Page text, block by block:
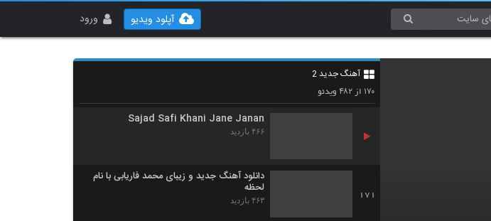
ورود آپلود ویدیو
آهنگ جدید 2
۱۷۰ از ۴۸۲ ویدئو
169
آهنگ تامیار بنام چیله
Sajad Safi Khani Jane Janan
۴۶۶ بازدید
171
دانلود آهنگ جدید و زیبای محمد فاریابی با نام
لحظه
۴۶۳ بازدید